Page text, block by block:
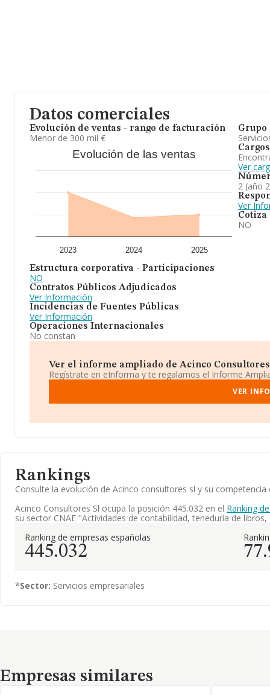
Datos comerciales
Evolución de ventas - rango de facturación
Menor de 300 mil €
Evolución de las ventas
2023 2024 2025
Estructura corporativa - Participaciones
NO
Contratos Públicos Adjudicados
Ver Información
Incidencias de Fuentes Públicas
Ver Información
Operaciones Internacionales
No constan
Grupo
Cargos
Ver
2 (año
Ver
Cotiza
NO
Ver el informe ampliado de Acinco Consultores
Regístrate en eInforma y te regalamos el Informe
VER
Rankings
Consulte la evolución de Acinco consultores sl y su
Acinco Consultores Sl ocupa la posición 445.032 en el Ranking
su sector CNAE "Actividades de contabilidad, teneduría de
Ranking de empresas españolas
445.032
*Sector: Servicios empresariales
Empresas similares
Empresas similares